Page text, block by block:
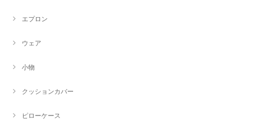
エプロン
ウェア
小物
クッションカバー
ピローケース